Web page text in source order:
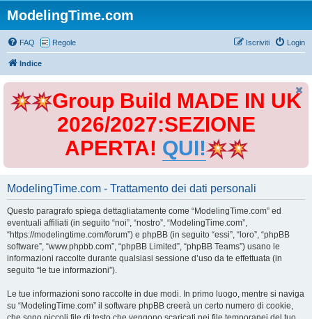
ModelingTime.com
FAQ Regole Login
Iscriviti
Indice
Group Build MADE IN UK
2026/2027:SEZIONE
APERTA! QUI!
ModelingTime.com - Trattamento dei dati personali
Questo paragrafo spiega dettagliatamente come “ModelingTime.com” ed
eventuali affiliati (in seguito “noi”, “nostro”, “ModelingTime.com”,
“https://modelingtime.com/forum”) e phpBB (in seguito “essi”, “loro”, “phpBB
software”, “www.phpbb.com”, “phpBB Limited”, “phpBB Teams”) usano le
informazioni raccolte durante qualsiasi sessione d’uso da te effettuata (in
seguito “le tue informazioni”).
Le tue informazioni sono raccolte in due modi. In primo luogo, mentre si naviga
su “ModelingTime.com” il software phpBB creerà un certo numero di cookie,